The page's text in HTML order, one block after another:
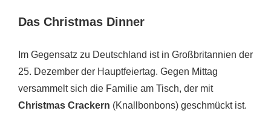
Das Christmas Dinner
Im Gegensatz zu Deutschland ist in Großbritannien der
25. Dezember der Hauptfeiertag. Gegen Mittag
versammelt sich die Familie am Tisch, der mit
Christmas Crackern (Knallbonbons) geschmückt ist.